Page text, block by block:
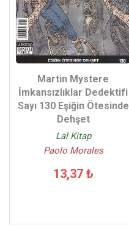
Martin Mystere
İmkansızlıklar Dedektifi
Sayı 130 Eşiğin Ötesinde
Dehşet
Lal Kitap
Paolo Morales
13,37 ₺